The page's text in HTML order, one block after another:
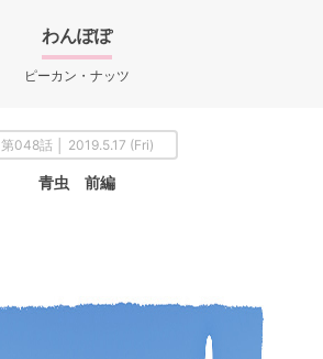
わんぽぽ
ピーカン・ナッツ
第048話 │ 2019.5.17 (Fri)
青虫 前編